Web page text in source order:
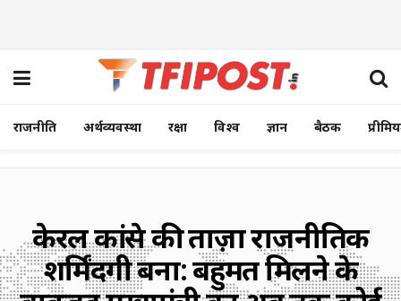
राजनीति अर्थव्यवस्था रक्षा विश्व ज्ञान बैठक
केरल कांग्रेस की ताज़ा राजनीतिक
शर्मिंदगी बना: बहुमत मिलने के